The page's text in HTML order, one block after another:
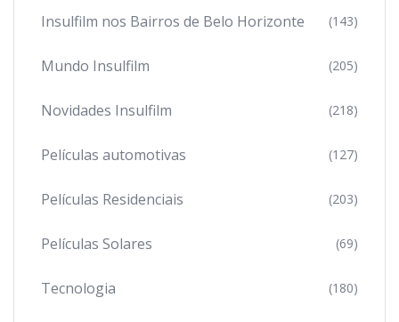
Insulfilm nos Bairros de Belo Horizonte (143)
Mundo Insulfilm (205)
Novidades Insulfilm (218)
Películas automotivas (127)
Películas Residenciais (203)
Películas Solares (69)
Tecnologia (180)